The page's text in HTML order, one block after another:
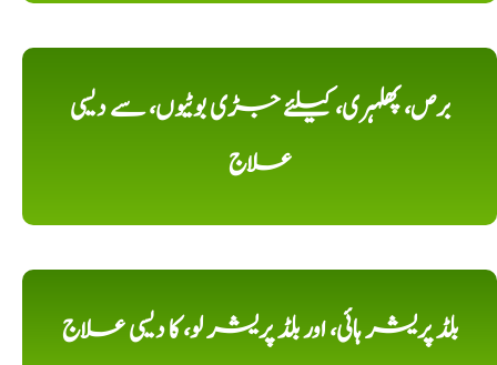
برص، پھلہری، کیلئے جڑی بوٹیوں، سے دیسی
علاج
بلڈ پریشر ہائی، اور بلڈ پریشر لو، کا دیسی علاج